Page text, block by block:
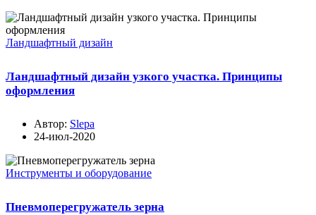
Ландшафтный дизайн
Ландшафтный дизайн узкого участка. Принципы
оформления
Автор: Slepa
24-июл-2020
Инструменты и оборудование
Пневмоперегружатель зерна